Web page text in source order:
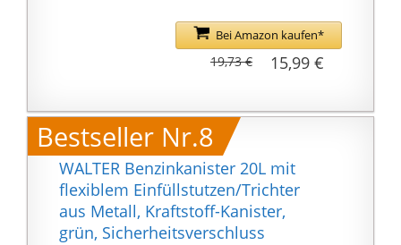
integriertem
Auslaufrohr und
unverlierbarer Kinder-
ng. 20l platzsparend
stapelbar und passend
in Kanisterhalterung
Passend für alle
gängigen
Tanköffnungen (Benzin
Bei Amazon kaufen*
15,99 €
19,73 €
Bestseller Nr.8
WALTER Benzinkanister 20L mit
flexiblem Einfüllstutzen/Trichter
aus Metall, Kraftstoff-Kanister,
grün, Sicherheitsverschluss